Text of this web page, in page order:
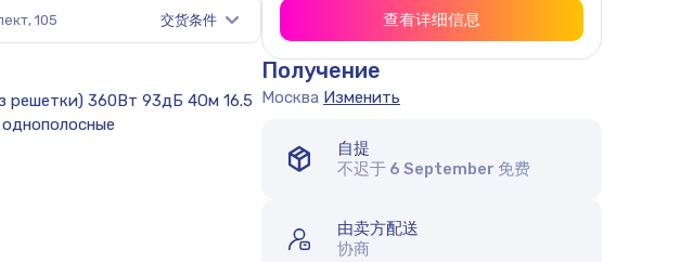
105 交货条件 查看详细信息
Получение
Москва Изменить
自提
不迟于 6 September 免费
由卖方配送
协商